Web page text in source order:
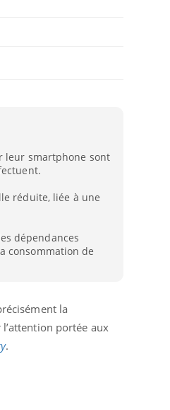
leur smartphone sont
réduite, liée à une
dépendances
consommation de
la
portée aux
.